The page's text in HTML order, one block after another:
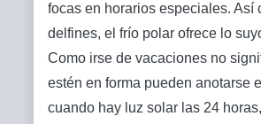
focas en horarios especiales.
delfines, el frío polar ofrece lo
Como irse de vacaciones no
estén en forma pueden anotarse
cuando hay luz solar las 24